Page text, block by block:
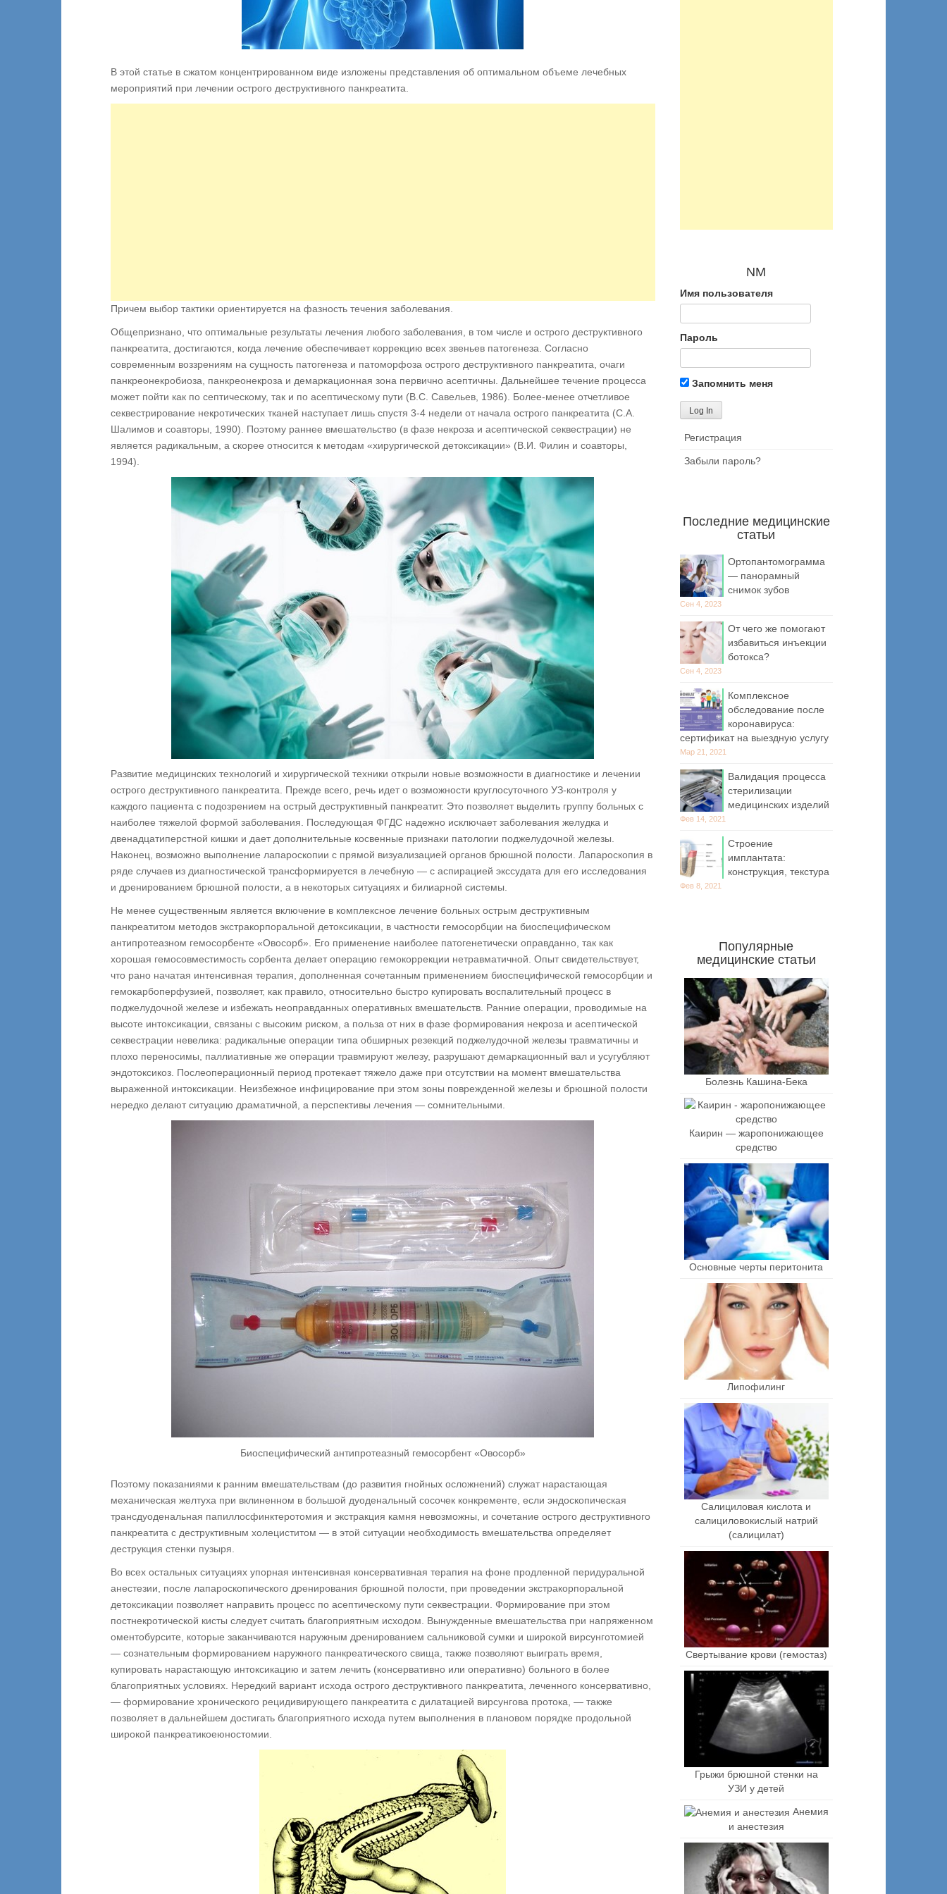
В этой статье в сжатом концентрированном виде изложены представления об оптимальном объеме лечебных
мероприятий при лечении острого деструктивного панкреатита.
Причем выбор тактики ориентируется на фазность течения заболевания.
Общепризнано, что оптимальные результаты лечения любого заболевания, в том числе и острого деструктивного
панкреатита, достигаются, когда лечение обеспечивает коррекцию всех звеньев патогенеза. Согласно
современным воззрениям на сущность патогенеза и патоморфоза острого деструктивного панкреатита, очаги
панкреонекробиоза, панкреонекроза и демаркационная зона первично асептичны. Дальнейшее течение процесса
может пойти как по септическому, так и по асептическому пути (В.С. Савельев, 1986). Более-менее отчетливое
секвестрирование некротических тканей наступает лишь спустя 3-4 недели от начала острого панкреатита (С.А.
Шалимов и соавторы, 1990). Поэтому раннее вмешательство (в фазе некроза и асептической секвестрации) не
является радикальным, а скорее относится к методам «хирургической детоксикации» (В.И. Филин и соавторы,
1994).
Развитие медицинских технологий и хирургической техники открыли новые возможности в диагностике и лечении
острого деструктивного панкреатита. Прежде всего, речь идет о возможности круглосуточного УЗ-контроля у
каждого пациента с подозрением на острый деструктивный панкреатит. Это позволяет выделить группу больных с
наиболее тяжелой формой заболевания. Последующая ФГДС надежно исключает заболевания желудка и
двенадцатиперстной кишки и дает дополнительные косвенные признаки патологии поджелудочной железы.
Наконец, возможно выполнение лапароскопии с прямой визуализацией органов брюшной полости. Лапароскопия в
ряде случаев из диагностической трансформируется в лечебную — с аспирацией экссудата для его исследования
и дренированием брюшной полости, а в некоторых ситуациях и билиарной системы.
Не менее существенным является включение в комплексное лечение больных острым деструктивным
панкреатитом методов экстракорпоральной детоксикации, в частности гемосорбции на биоспецифическом
антипротеазном гемосорбенте «Овосорб». Его применение наиболее патогенетически оправданно, так как
хорошая гемосовместимость сорбента делает операцию гемокоррекции нетравматичной. Опыт свидетельствует,
что рано начатая интенсивная терапия, дополненная сочетанным применением биоспецифической гемосорбции и
гемокарбоперфузией, позволяет, как правило, относительно быстро купировать воспалительный процесс в
поджелудочной железе и избежать неоправданных оперативных вмешательств. Ранние операции, проводимые на
высоте интоксикации, связаны с высоким риском, а польза от них в фазе формирования некроза и асептической
секвестрации невелика: радикальные операции типа обширных резекций поджелудочной железы травматичны и
плохо переносимы, паллиативные же операции травмируют железу, разрушают демаркационный вал и усугубляют
эндотоксикоз. Послеоперационный период протекает тяжело даже при отсутствии на момент вмешательства
выраженной интоксикации. Неизбежное инфицирование при этом зоны поврежденной железы и брюшной полости
нередко делают ситуацию драматичной, а перспективы лечения — сомнительными.
Биоспецифический антипротеазный гемосорбент «Овосорб»
Поэтому показаниями к ранним вмешательствам (до развития гнойных осложнений) служат нарастающая
механическая желтуха при вклиненном в большой дуоденальный сосочек конкременте, если эндоскопическая
трансдуоденальная папиллосфинктеротомия и экстракция камня невозможны, и сочетание острого деструктивного
панкреатита с деструктивным холециститом — в этой ситуации необходимость вмешательства определяет
деструкция стенки пузыря.
Во всех остальных ситуациях упорная интенсивная консервативная терапия на фоне продленной перидуральной
анестезии, после лапароскопического дренирования брюшной полости, при проведении экстракорпоральной
детоксикации позволяет направить процесс по асептическому пути секвестрации. Формирование при этом
постнекротической кисты следует считать благоприятным исходом. Вынужденные вмешательства при напряженном
оментобурсите, которые заканчиваются наружным дренированием сальниковой сумки и широкой вирсунготомией
— сознательным формированием наружного панкреатического свища, также позволяют выиграть время,
купировать нарастающую интоксикацию и затем лечить (консервативно или оперативно) больного в более
благоприятных условиях. Нередкий вариант исхода острого деструктивного панкреатита, леченного консервативно,
— формирование хронического рецидивирующего панкреатита с дилатацией вирсунгова протока, — также
позволяет в дальнейшем достигать благоприятного исхода путем выполнения в плановом порядке продольной
широкой панкреатикоеюностомии.
NM
Имя пользователя
Пароль
Запомнить меня
Регистрация
Забыли пароль?
Последние медицинские
статьи
Ортопантомограмма
— панорамный
снимок зубов
Сен 4, 2023
От чего же помогают
избавиться инъекции
ботокса?
Сен 4, 2023
Комплексное
обследование после
коронавируса:
сертификат на выездную услугу
Мар 21, 2021
Валидация процесса
стерилизации
медицинских изделий
Фев 14, 2021
Строение
имплантата:
конструкция, текстура
Фев 8, 2021
Популярные
медицинские статьи
Болезнь Кашина-Бека
Каирин — жаропонижающее
средство
Основные черты перитонита
Липофилинг
Салициловая кислота и
салициловокислый натрий
(салицилат)
Свертывание крови (гемостаз)
Грыжи брюшной стенки на
УЗИ у детей
Анемия
и анестезия